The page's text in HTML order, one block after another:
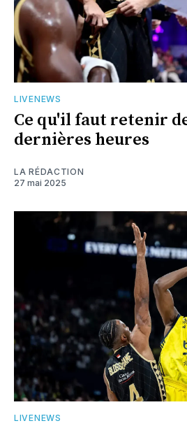
LIVENEWS
Ce qu'il faut retenir
dernières heures
LA RÉDACTION
27 mai 2025
LIVENEWS